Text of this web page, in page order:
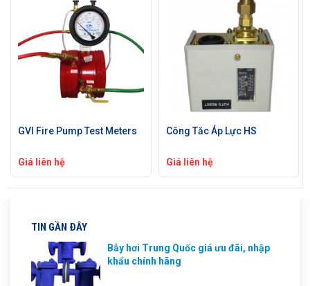
TIN GẦN ĐÂY
Bẫy hơi Trung Quốc giá ưu đãi, nhập
khẩu chính hãng
GVI Fire Pump Test Meters
Giá liên hệ
Công Tắc Áp Lực HS
Giá liên hệ